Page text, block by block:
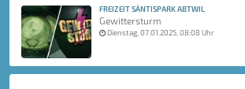
FREIZEIT SÄNTISPARK ABTWIL
Gewittersturm
Dienstag, 07.01.2025, 08:08 Uhr